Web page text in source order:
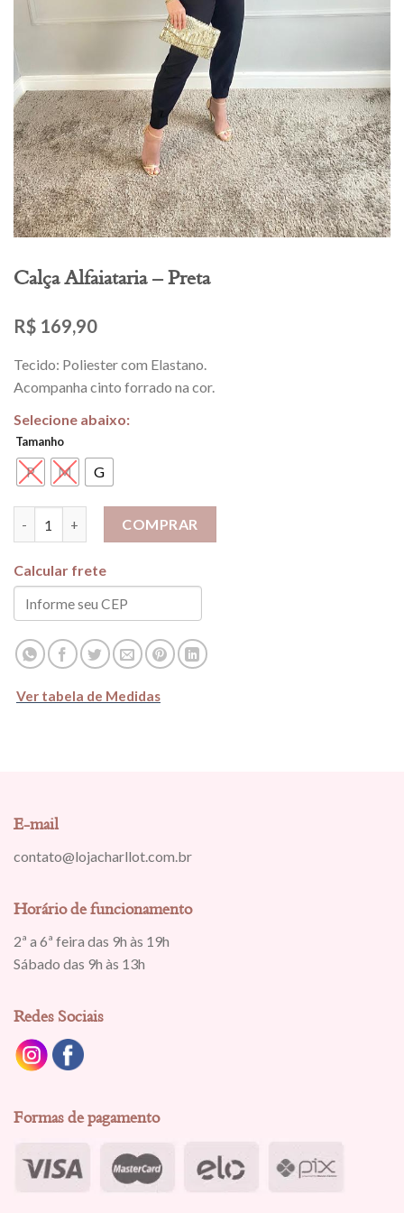
Calça Alfaiataria – Preta
R$ 169,90
Tecido: Poliester com Elastano.
Acompanha cinto forrado na cor.
Tamanho
P M G
COMPRAR
Calcular frete
Ver tabela de Medidas
E-mail
contato@lojacharllot.com.br
Horário de funcionamento
2ª a 6ª feira das 9h às 19h
Sábado das 9h às 13h
Redes Sociais
Formas de pagamento